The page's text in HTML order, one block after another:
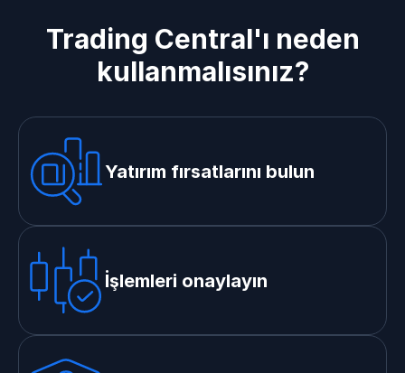
Trading Central'ı neden
kullanmalısınız?
Yatırım fırsatlarını bulun
İşlemleri onaylayın